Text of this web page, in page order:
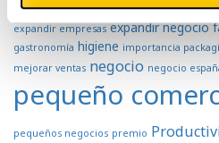
estrategia de marketing estrategia
expandir empresas expandir negocio
gastronomía higiene importancia
mejorar ventas negocio negocio
pequeño
pequeños negocios premio